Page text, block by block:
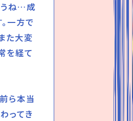
うね…成
一方で
た大変
を経て
ら本当
ってき